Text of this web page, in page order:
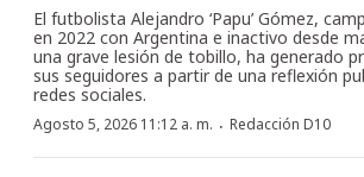
El futbolista Alejandro ‘Papu’ Gómez,
en 2022 con Argentina e inactivo desde
una grave lesión de tobillo, ha generado
sus seguidores a partir de una reflexión
redes sociales.
Agosto 5, 2026 11:12 a. m. · Redacción D10